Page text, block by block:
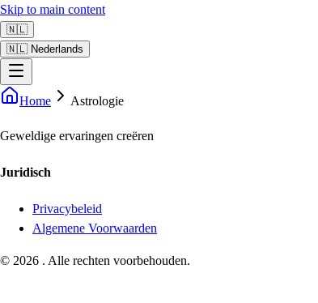
Skip to main content
🇳🇱
🇳🇱 Nederlands
Home Astrologie
Geweldige ervaringen creëren
Juridisch
Privacybeleid
Algemene Voorwaarden
© 2026 . Alle rechten voorbehouden.